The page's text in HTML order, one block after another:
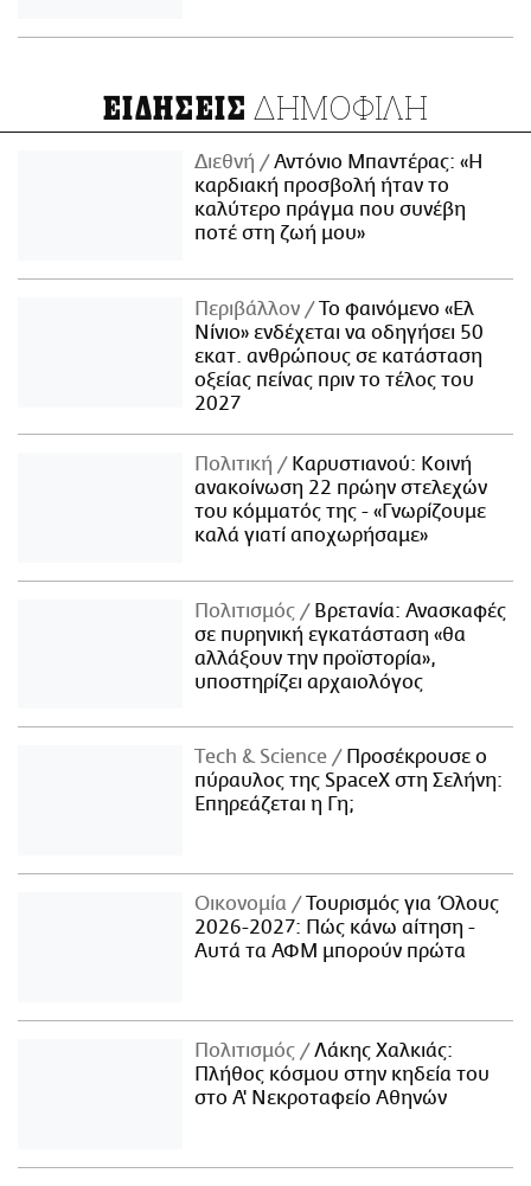
ΕΙΔΗΣΕΙΣ ΔΗΜΟΦΙΛΗ
Διεθνή
Αντόνιο Μπαντέρας: «Η
καρδιακή προσβολή ήταν το
καλύτερο πράγμα που συνέβη
ποτέ στη ζωή μου»
Περιβάλλον
Το φαινόμενο «Ελ
Νίνιο» ενδέχεται να οδηγήσει 50
εκατ. ανθρώπους σε κατάσταση
οξείας πείνας πριν το τέλος του
2027
Πολιτική
Καρυστιανού: Κοινή
ανακοίνωση 22 πρώην στελεχών
του κόμματός της - «Γνωρίζουμε
καλά γιατί αποχωρήσαμε»
Πολιτισμός
Βρετανία: Ανασκαφές
σε πυρηνική εγκατάσταση «θα
αλλάξουν την προϊστορία»,
υποστηρίζει αρχαιολόγος
Τech & Science
Προσέκρουσε ο
πύραυλος της SpaceX στη Σελήνη:
Επηρεάζεται η Γη;
Οικονομία
Τουρισμός για Όλους
2026-2027: Πώς κάνω αίτηση -
Αυτά τα ΑΦΜ μπορούν πρώτα
Πολιτισμός
Λάκης Χαλκιάς:
Πλήθος κόσμου στην κηδεία του
στο Α' Νεκροταφείο Αθηνών